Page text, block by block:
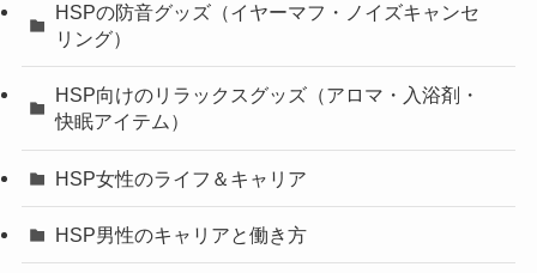
HSPの防音グッズ（イヤーマフ・ノイズキャンセ
リング）
HSP向けのリラックスグッズ（アロマ・入浴剤・
快眠アイテム）
HSP女性のライフ＆キャリア
HSP男性のキャリアと働き方